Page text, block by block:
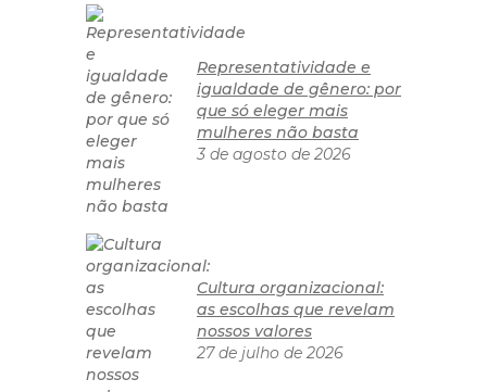
Representatividade e
igualdade de gênero: por
que só eleger mais
mulheres não basta
3 de agosto de 2026
Cultura organizacional:
as escolhas que revelam
nossos valores
27 de julho de 2026